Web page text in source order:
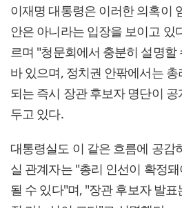
이재명 대통령은 이러한 의혹이
안은 아니라는 입장을 보이고 있
르며 "청문회에서 충분히 설명할
바 있으며, 정치권 안팎에서는
되는 즉시 장관 후보자 명단이
두고 있다.
대통령실도 이 같은 흐름에 공감
실 관계자는 "총리 인선이 확정
될 수 있다"며, "장관 후보자 발